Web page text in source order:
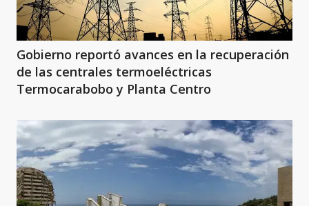
Gobierno reportó avances en la recuperación
de las centrales termoeléctricas
Termocarabobo y Planta Centro